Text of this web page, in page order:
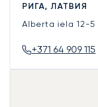
РИГА, ЛАТВИЯ
Alberta iela 12-5
+371 64 909 115